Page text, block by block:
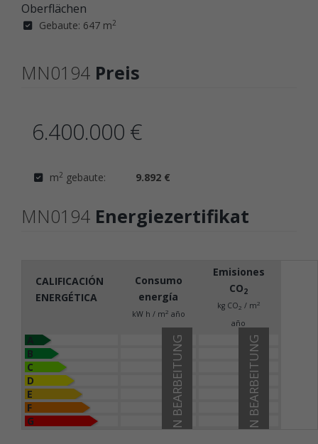
Oberflächen
Gebaute: 647 m2
MN0194 Preis
6.400.000 €
m2 gebaute: 9.892 €
MN0194 Energiezertifikat
CALIFICACIÓN
ENERGÉTICA
Consumo
energía
kW h / m2 año
Emisiones
CO2
kg CO2 / m2
año
B
C
D
E
F
G
IN BEARBEITUNG
IN BEARBEITUNG